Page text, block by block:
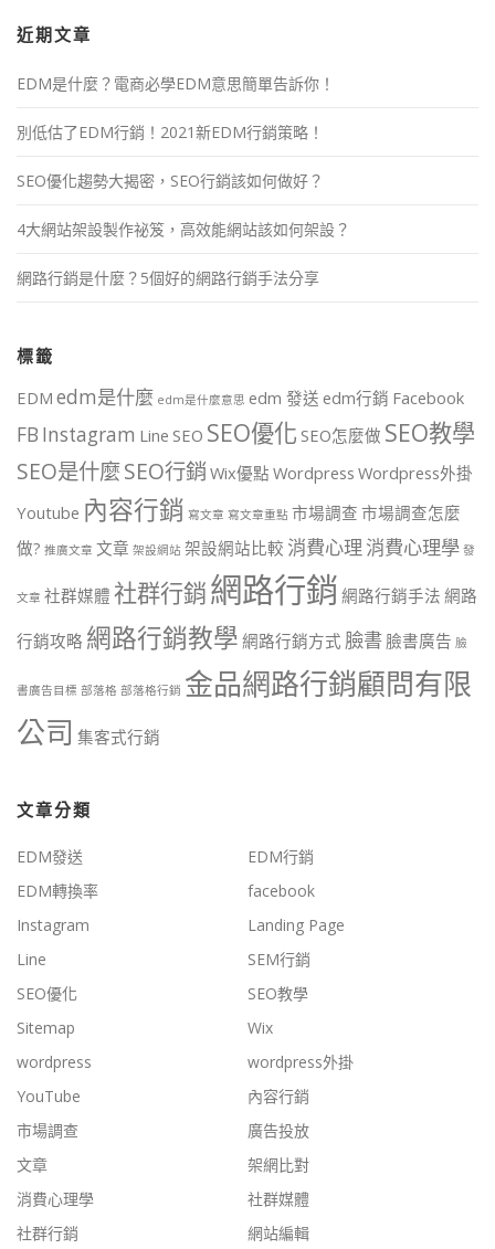
近期文章
EDM是什麼？電商必學EDM意思簡單告訴你！
別低估了EDM行銷！2021新EDM行銷策略！
SEO優化趨勢大揭密，SEO行銷該如何做好？
4大網站架設製作祕笈，高效能網站該如何架設？
網路行銷是什麼？5個好的網路行銷手法分享
標籤
EDM edm是什麼 edm是什麼意思 edm 發送 edm行銷 Facebook
FB Instagram Line SEO SEO優化 SEO怎麼做 SEO教學
SEO是什麼SEO行銷Wix優點 Wordpress Wordpress外掛
Youtube 內容行銷 寫文章 寫文章重點 市場調查 市場調查怎麼
做? 推廣文章 文章 架設網站 架設網站比較 消費心理 消費心理學 發
文章 社群媒體 社群行銷網路行銷 網路行銷手法 網路
行銷攻略 網路行銷教學 網路行銷方式 臉書 臉書廣告 臉
書廣告目標 部落格 部落格行銷 金品網路行銷顧問有限
公司 集客式行銷
文章分類
EDM發送
EDM行銷
EDM轉換率
facebook
Instagram
Landing Page
Line
SEM行銷
SEO優化
SEO教學
Sitemap
Wix
wordpress
wordpress外掛
YouTube
內容行銷
市場調查
廣告投放
文章
架網比對
消費心理學
社群媒體
社群行銷
網站編輯